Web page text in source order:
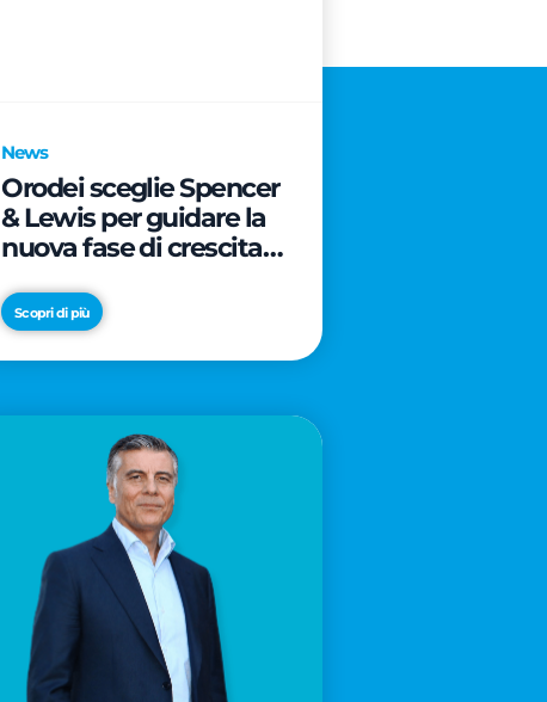
News
Orodei sceglie Spencer
& Lewis per guidare la
nuova fase di crescita e
brand
Scopri di più